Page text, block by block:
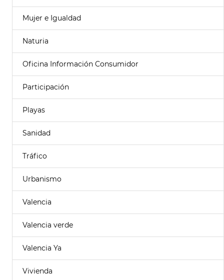
Mujer e Igualdad
Naturia
Oficina Información Consumidor
Participación
Playas
Sanidad
Tráfico
Urbanismo
Valencia
Valencia verde
Valencia Ya
Vivienda